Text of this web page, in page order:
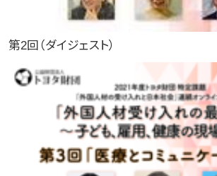
第2回（ダイジェスト）